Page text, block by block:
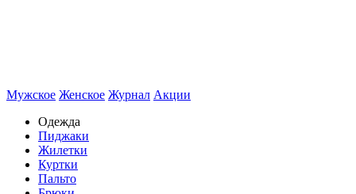
Мужское Женское Журнал Акции
Одежда
Пиджаки
Жилетки
Куртки
Пальто